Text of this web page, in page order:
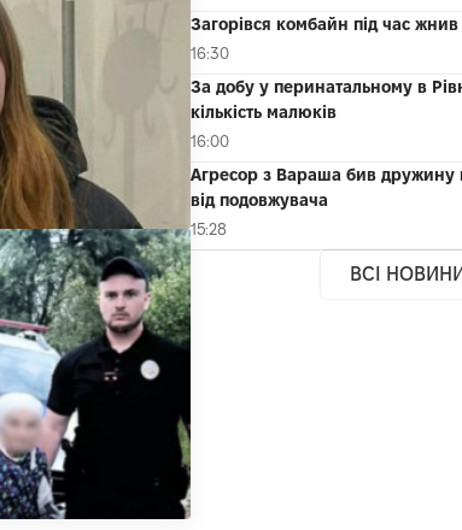
Загорівся комбайн під час жнив
16:30
За добу у перинатальному в
кількість малюків
16:00
Агресор з Вараша бив дружину
від подовжувача
15:28
ВСІ НОВИНИ